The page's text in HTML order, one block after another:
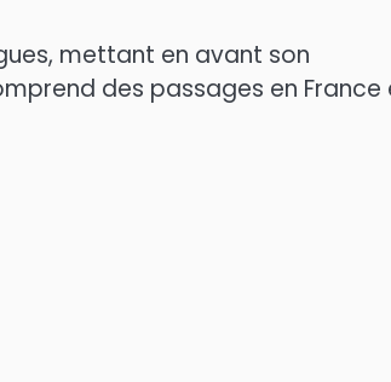
mettant en avant son
des passages en France